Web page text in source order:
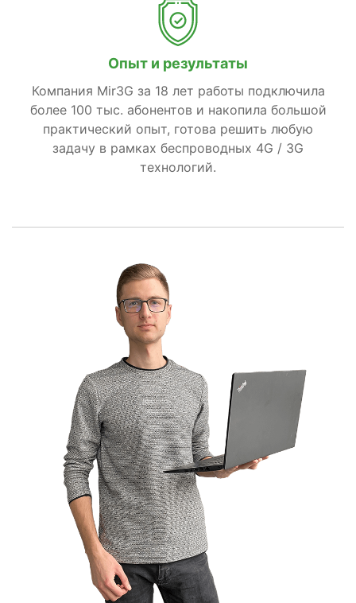
Опыт и результаты
Компания Mir3G за 18 лет работы подключила
более 100 тыс. абонентов и накопила большой
практический опыт, готова решить любую
задачу в рамках беспроводных 4G / 3G
технологий.